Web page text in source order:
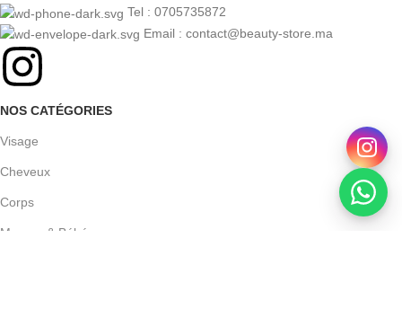
Tel : 0705735872
Email : contact@beauty-store.ma
NOS CATÉGORIES
Visage
Cheveux
Corps
Maman & Bébé